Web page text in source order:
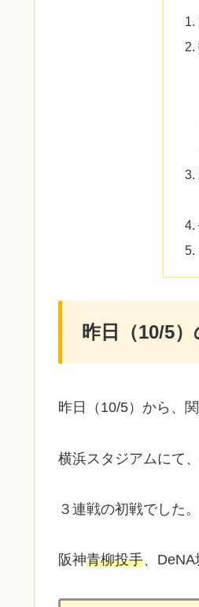
昨日（10/5
昨日（10/5）から、関
横浜スタジアムにて
３連戦の初戦でした。
阪神青柳投手、DeNA